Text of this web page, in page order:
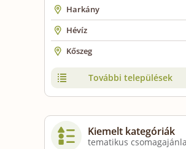
Harkány
Hévíz
Kőszeg
További települések
Kiemelt kategóriák
tematikus